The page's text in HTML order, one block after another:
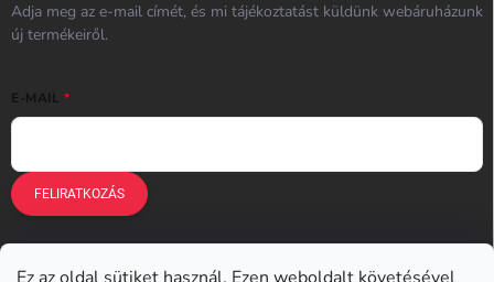
Adja meg az e-mail címét, és mi tájékoztatást küldünk webáruházunk
új termékeiről.
E-MAIL
FELIRATKOZÁS